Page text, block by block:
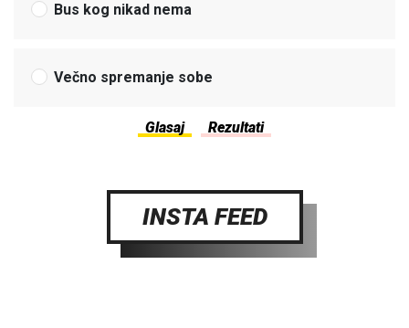
Bus kog nikad nema
Večno spremanje sobe
INSTA FEED